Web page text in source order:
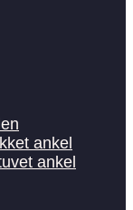
ankel
ankel